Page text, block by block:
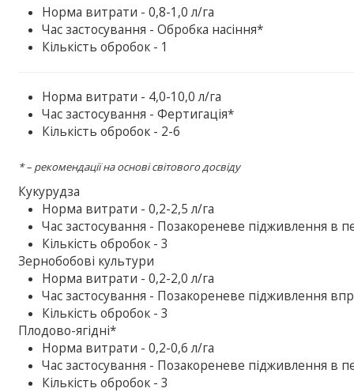
Норма витрати - 0,8-1,0 л/га
Час застосування - Обробка насіння*
Кількість обробок - 1
Норма витрати - 4,0-10,0 л/га
Час застосування - Фертигація*
Кількість обробок - 2-6
* – рекомендації на основі світового досвіду
Кукурудза
Норма витрати - 0,2-2,5 л/га
Час застосування - Позакореневе підживлення в
Кількість обробок - 3
Зернобобові культури
Норма витрати - 0,2-2,0 л/га
Час застосування - Позакореневе підживлення
Кількість обробок - 3
Плодово-ягідні*
Норма витрати - 0,2-0,6 л/га
Час застосування - Позакореневе підживлення в
Кількість обробок - 3